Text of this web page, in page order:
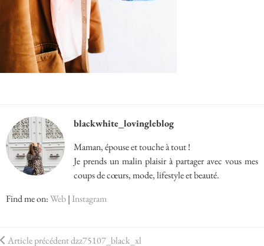
blackwhite_lovingleblog
Maman, épouse et touche à tout !
Je prends un malin plaisir à partager avec vous mes
coups de cœurs, mode, lifestyle et beauté.
Find me on:Web| Instagram
Article précédentdzz75107_black_xl